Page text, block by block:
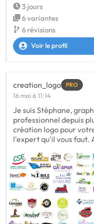
3 jours
6 variantes
6 révisions
Voir le profil
creation_logo PRO
16 mai à 11:14
Je suis Stéphane,
professionnel depuis
création logo pour
l'expert qu'il vous faut.